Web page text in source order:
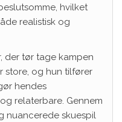
hvilket
realistisk og
der tør tage kampen
store, og hun tilfører
hendes
relaterbare. Gennem
nuancerede skuespil